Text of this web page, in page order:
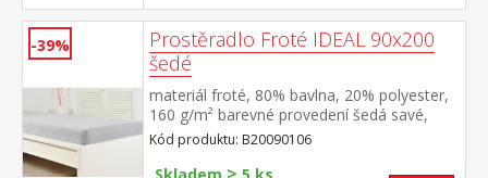
-39%
Prostěradlo Froté IDEAL 90x200
šedé
materiál froté, 80% bavlna, 20% polyester,
160 g/m² barevné provedení šedá savé,
odolné, stálobarevné, obšito gumou pro
matrace do výšky 25 cm pratelné do 40 °C
Kód produktu: B20090106